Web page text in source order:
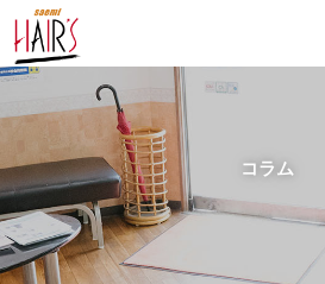
コラム